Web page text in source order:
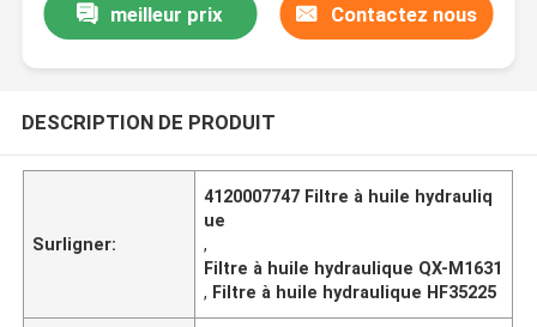
meilleur prix Contactez nous
DESCRIPTION DE PRODUIT
Surligner:
4120007747 Filtre à huile hydrauliq
ue
,
Filtre à huile hydraulique QX-M1631
, Filtre à huile hydraulique HF35225